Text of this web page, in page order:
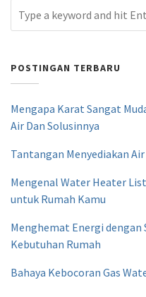
POSTINGAN TERBARU
Mengapa Karat Sangat
Air Dan Solusinnya
Tantangan Menyediakan
Mengenal Water Heater
untuk Rumah Kamu
Menghemat Energi dengan
Kebutuhan Rumah
Bahaya Kebocoran Gas